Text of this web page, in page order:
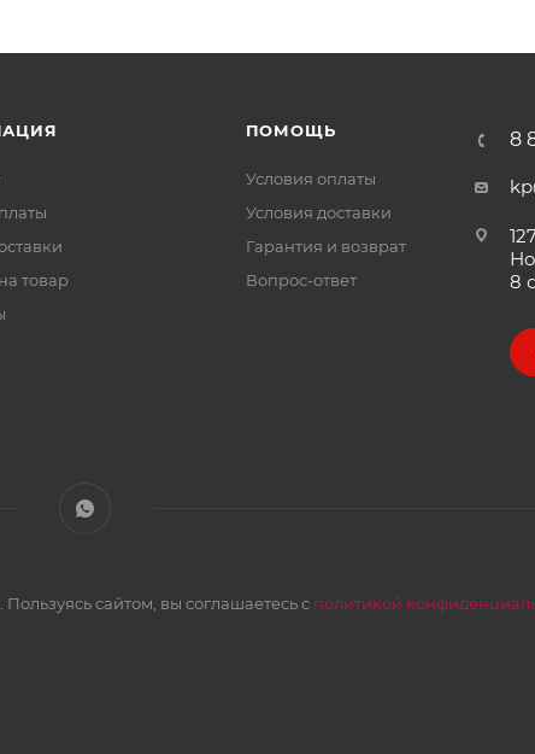
товар
ПОМОЩЬ
Условия оплаты
Условия доставки
Гарантия и возврат
Вопрос-ответ
8
8
сайтом, вы соглашаетесь с политикой